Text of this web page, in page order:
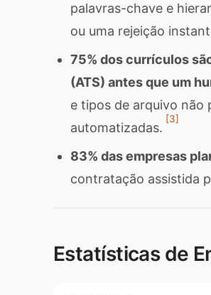
palavras-chave e
ou uma rejeição
75% dos currículos
(ATS) antes que um
e tipos de arquivo não
automatizadas.
[3]
83% das empresas
contratação assistida
Estatísticas de